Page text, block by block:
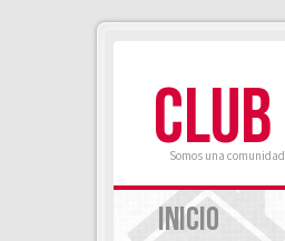
Somos una
INICIO